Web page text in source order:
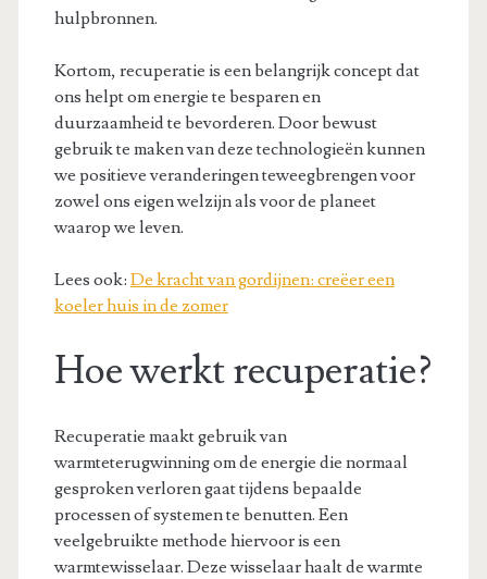
hulpbronnen.
Kortom, recuperatie is een belangrijk concept dat
ons helpt om energie te besparen en
duurzaamheid te bevorderen. Door bewust
gebruik te maken van deze technologieën kunnen
we positieve veranderingen teweegbrengen voor
zowel ons eigen welzijn als voor de planeet
waarop we leven.
Lees ook: De kracht van gordijnen: creëer een
koeler huis in de zomer
Hoe werkt recuperatie?
Recuperatie maakt gebruik van
warmteterugwinning om de energie die normaal
gesproken verloren gaat tijdens bepaalde
processen of systemen te benutten. Een
veelgebruikte methode hiervoor is een
warmtewisselaar. Deze wisselaar haalt de warmte